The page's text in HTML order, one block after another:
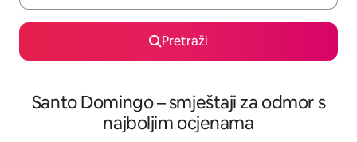
Pretraži
Santo Domingo – smještaji za odmor s
najboljim ocjenama